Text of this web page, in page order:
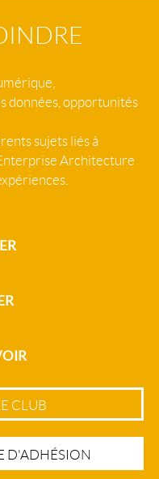
données, opportunités
sujets liés à
Architecture
CLUB
D'ADHÉSION